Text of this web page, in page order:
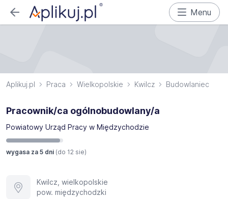
Menu
Aplikuj.pl Praca Wielkopolskie Kwilcz Budowlaniec
Pracownik/ca ogólnobudowlany/a
Powiatowy Urząd Pracy w Międzychodzie
wygasa za 5 dni (do 12 sie)
Kwilcz, wielkopolskie
pow. międzychodzki